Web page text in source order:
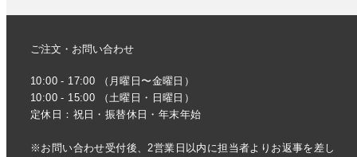
ご注文・お問い合わせ
10:00 - 17:00 （月曜日〜金曜日）
10:00 - 15:00 （土曜日・日曜日）
定休日：祝日・振替休日・年末年始
※お問い合わせ受付後、2営業日以内に担当者よりお返事を差し